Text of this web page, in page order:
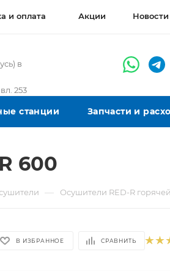
и оплата Акции Новости
в
253
станции Запчасти и
600
— Осушители RED-R
В ИЗБРАННОЕ СРАВНИТЬ